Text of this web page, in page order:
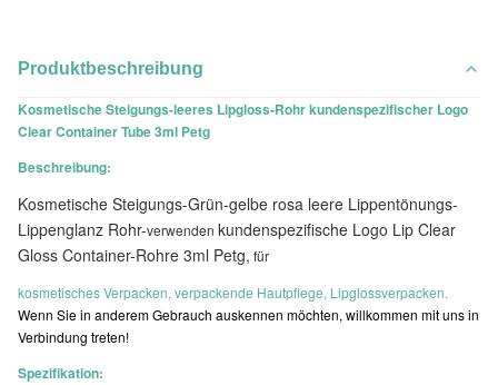
Produktbeschreibung
Kosmetische Steigungs-leeres Lipgloss-Rohr kundenspezifischer Logo
Clear Container Tube 3ml Petg
Beschreibung:
Kosmetische Steigungs-Grün-gelbe rosa leere Lippentönungs-
Lippenglanz Rohr-verwenden kundenspezifische Logo Lip Clear
Gloss Container-Rohre 3ml Petg, für
kosmetisches Verpacken, verpackende Hautpflege, Lipglossverpacken.
Wenn Sie in anderem Gebrauch auskennen möchten, willkommen mit uns in
Verbindung treten!
Spezifikation: